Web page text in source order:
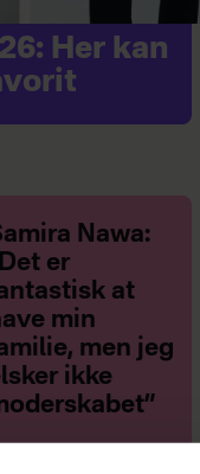
Her kan
Nawa:
er
at
min
men jeg
ikke